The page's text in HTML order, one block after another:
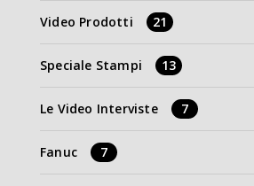
Video Prodotti 21
Speciale Stampi 13
Le Video Interviste 7
Fanuc 7